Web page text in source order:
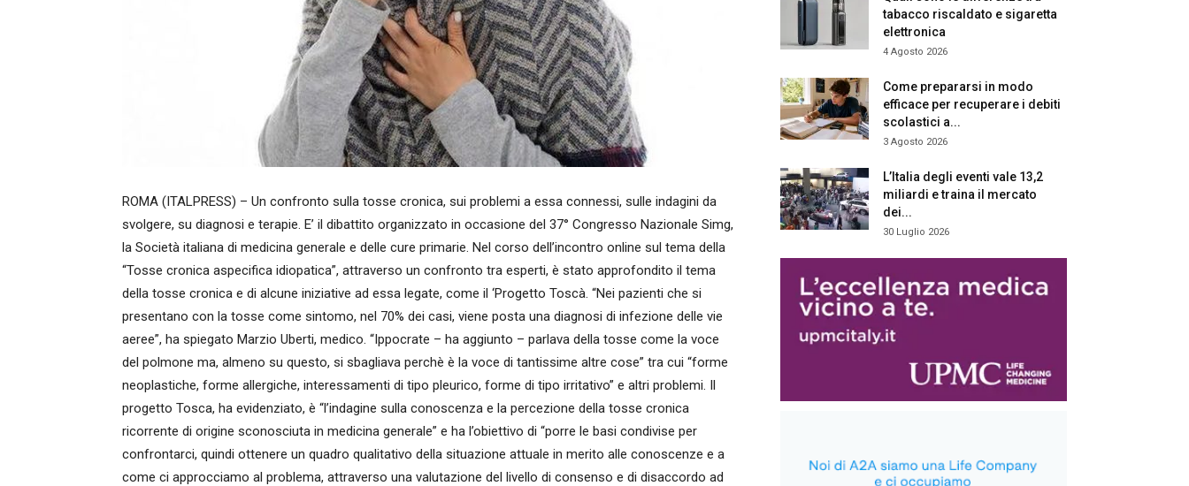
ROMA (ITALPRESS) – Un confronto sulla tosse cronica, sui problemi a essa connessi, sulle indagini da
svolgere, su diagnosi e terapie. E’ il dibattito organizzato in occasione del 37° Congresso Nazionale Simg,
la Società italiana di medicina generale e delle cure primarie. Nel corso dell’incontro online sul tema della
“Tosse cronica aspecifica idiopatica”, attraverso un confronto tra esperti, è stato approfondito il tema
della tosse cronica e di alcune iniziative ad essa legate, come il ‘Progetto Toscà. “Nei pazienti che si
presentano con la tosse come sintomo, nel 70% dei casi, viene posta una diagnosi di infezione delle vie
aeree”, ha spiegato Marzio Uberti, medico. “Ippocrate – ha aggiunto – parlava della tosse come la voce
del polmone ma, almeno su questo, si sbagliava perchè è la voce di tantissime altre cose” tra cui “forme
neoplastiche, forme allergiche, interessamenti di tipo pleurico, forme di tipo irritativo” e altri problemi. Il
progetto Tosca, ha evidenziato, è “l’indagine sulla conoscenza e la percezione della tosse cronica
ricorrente di origine sconosciuta in medicina generale” e ha l’obiettivo di “porre le basi condivise per
confrontarci, quindi ottenere un quadro qualitativo della situazione attuale in merito alle conoscenze e a
come ci approcciamo al problema, attraverso una valutazione del livello di consenso e di disaccordo ad
tabacco riscaldato e sigaretta
elettronica
4 Agosto 2026
Come prepararsi in modo
efficace per recuperare i debiti
scolastici a...
3 Agosto 2026
L’Italia degli eventi vale 13,2
miliardi e traina il mercato
dei...
30 Luglio 2026